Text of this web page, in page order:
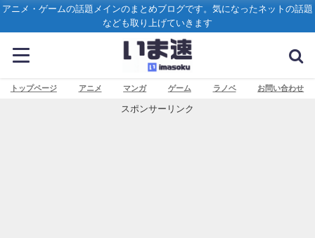
アニメ・ゲームの話題メインのまとめブログです。気になったネットの話題
なども取り上げていきます
トップページ アニメ マンガ ゲーム ラノベ お問い合わせ
スポンサーリンク